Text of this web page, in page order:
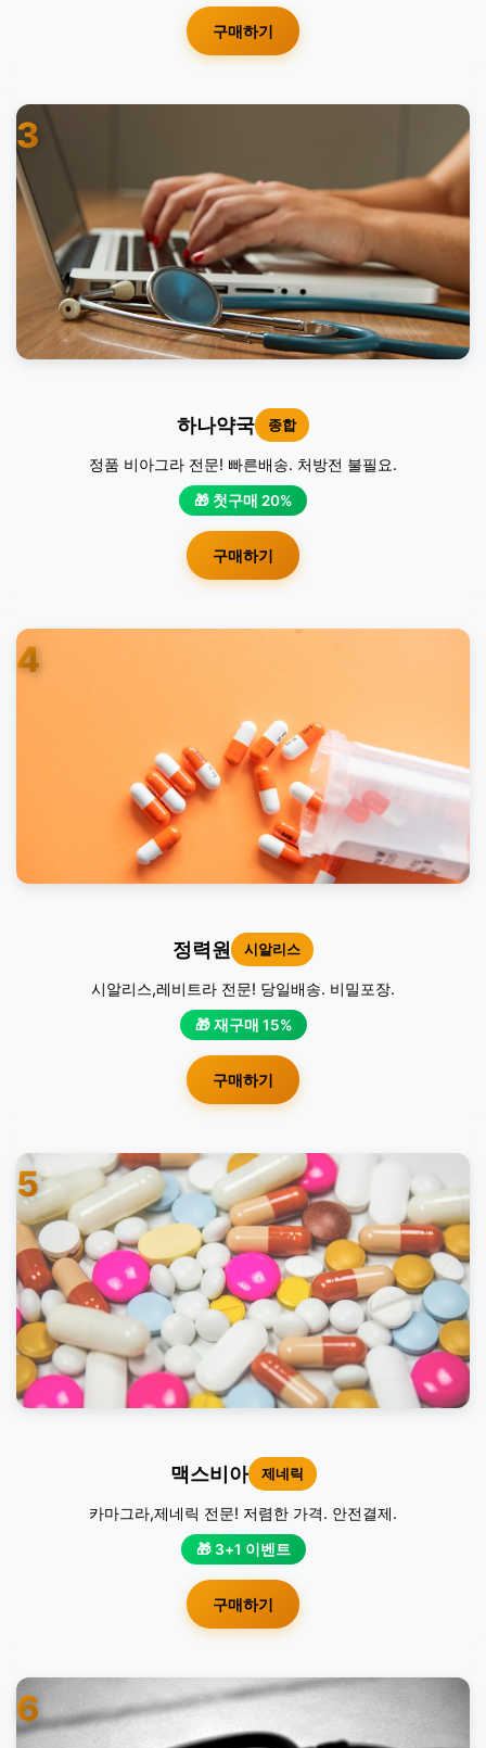
구매하기
3
하나약국 종합
정품 비아그라 전문! 빠른배송. 처방전 불필요.
🎁 첫구매 20%
구매하기
4
정력원 시알리스
시알리스,레비트라 전문! 당일배송. 비밀포장.
🎁 재구매 15%
구매하기
5
맥스비아 제네릭
카마그라,제네릭 전문! 저렴한 가격. 안전결제.
🎁 3+1 이벤트
구매하기
6